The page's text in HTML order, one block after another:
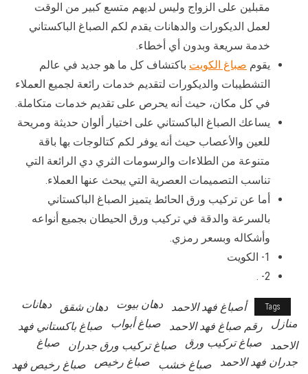
مقبلين على الزواج وليس لديهم متسع كبير من الوقت
لعمل الديكورات والدهانات يقدم لكم الصباغ الباكستاني
خدمة سريعة وبدون أي أخطاء.
يقوم صباغ الكويت باكتشاف كل ما هو جديد في عالم
التشطيبات والديكورات لتقديم خدمات رائعة لجميع العملاء
في كل مكان، حيث أنه يحرص على تقديم خدمات متكاملة.
يساعك الصباغ الباكستاني على اختيار ألوان حديثة ومريحة
للعين والأعصاب حيث أنه يوفر لكم كتالوجات بها باقة
متنوعة من الطلاءات والرسومات الثري دي الرائعة التي
تناسب التصميمات العصرية التي يبحث عنها العملاء.
أما عن تركيب ورق الحائط يتميز الصباغ الباكستاني
بالسرعة والدقة في تركيب ورق الحيطان بجميع أنواعه
وأشكاله وبسعر رمزي.
1- الكويت
2- .
Tags أصباغ فهد الاحمد دهان بيوت دهان شقق
دهانات
منازل
رقم صباغ فهد الاحمد صباغ أبواب
صباغ باكستاني فهد
الاحمد
صباغ تركيب ورق صباغ تركيب ورق جدران
صباغ
جدران فهد الاحمد
صباغ خشب صباغ رخيص
صباغ رخيص فهد